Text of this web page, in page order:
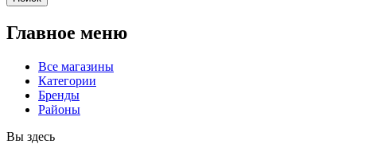
Главное меню
Все магазины
Категории
Бренды
Районы
Вы здесь